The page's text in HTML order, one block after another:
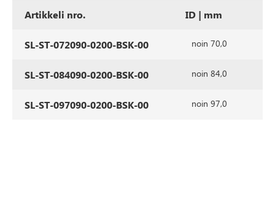
Artikkeli nro. ID | mm
SL-ST-072090-0200-BSK-00 noin 70,0
SL-ST-084090-0200-BSK-00 noin 84,0
SL-ST-097090-0200-BSK-00 noin 97,0